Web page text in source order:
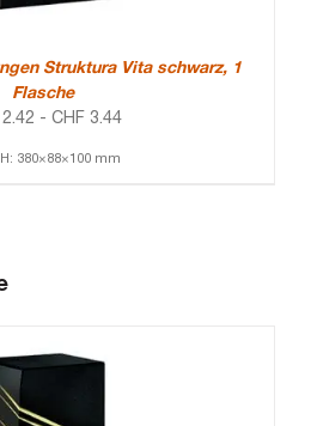
Struktura Vita schwarz, 1
Flasche
2.42 - CHF 3.44
380×88×100 mm